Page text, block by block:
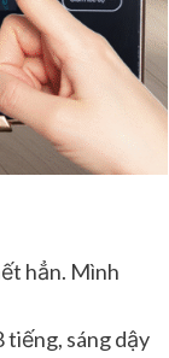
hẳn. Mình
tiếng, sáng dậy